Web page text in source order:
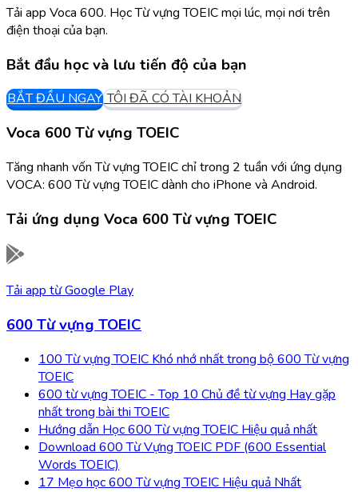
Tải app Voca 600. Học Từ vựng TOEIC mọi lúc, mọi nơi trên
điện thoại của bạn.
Bắt đầu học và lưu tiến độ của bạn
BẮT ĐẦU NGAY TÔI ĐÃ CÓ TÀI KHOẢN
Voca 600 Từ vựng TOEIC
Tăng nhanh vốn Từ vựng TOEIC chỉ trong 2 tuần với ứng dụng
VOCA: 600 Từ vựng TOEIC dành cho iPhone và Android.
Tải ứng dụng Voca 600 Từ vựng TOEIC
Tải app từGoogle Play
600 Từ vựng TOEIC
100 Từ vựng TOEIC Khó nhớ nhất trong bộ 600 Từ vựng
TOEIC
600 từ vựng TOEIC - Top 10 Chủ đề từ vựng Hay gặp
nhất trong bài thi TOEIC
Hướng dẫn Học 600 Từ vựng TOEIC Hiệu quả nhất
Download 600 Từ Vựng TOEIC PDF (600 Essential
Words TOEIC)
17 Mẹo học 600 Từ vựng TOEIC Hiệu quả Nhất